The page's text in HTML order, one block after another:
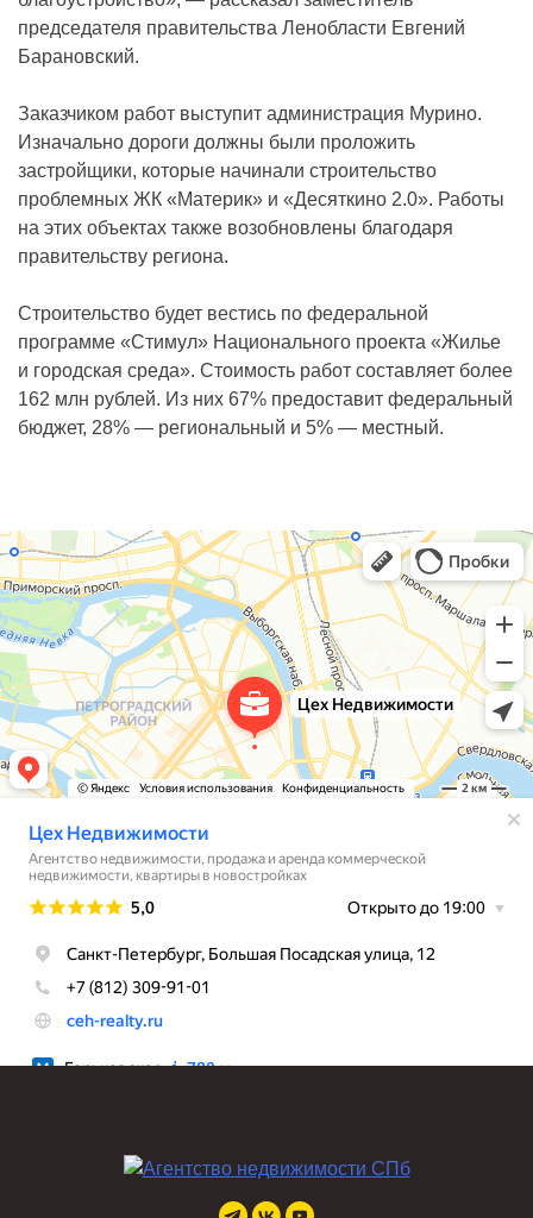
председателя правительства Ленобласти Евгений
Барановский.
Заказчиком работ выступит администрация Мурино.
Изначально дороги должны были проложить
застройщики, которые начинали строительство
проблемных ЖК «Материк» и «Десяткино 2.0». Работы
на этих объектах также возобновлены благодаря
правительству региона.
Строительство будет вестись по федеральной
программе «Стимул» Национального проекта «Жилье
и городская среда». Стоимость работ составляет более
162 млн рублей. Из них 67% предоставит федеральный
бюджет, 28% — региональный и 5% — местный.